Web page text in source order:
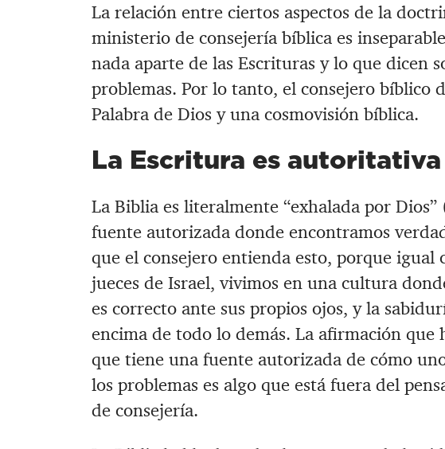
La relación entre ciertos aspectos de la
ministerio de consejería bíblica es
nada aparte de las Escrituras y lo que dicen
problemas. Por lo tanto, el consejero bíblico
Palabra de Dios y una cosmovisión bíblica.
La Escritura es autoritativa
La Biblia es literalmente “exhalada por Dios”
fuente autorizada donde encontramos
que el consejero entienda esto, porque igual
jueces de Israel, vivimos en una cultura
es correcto ante sus propios ojos, y la
encima de todo lo demás. La afirmación que
que tiene una fuente autorizada de cómo
los problemas es algo que está fuera del
de consejería.